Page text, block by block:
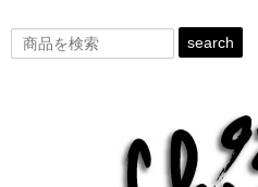
search